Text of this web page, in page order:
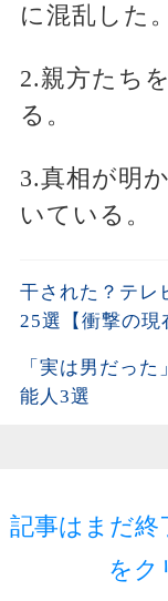
に混乱した。
2.親方たち
る。
3.真相が明
いている。
干された？テレ
25選【衝撃の現
「実は男だっ
能人3選
記事はまだ終
をク